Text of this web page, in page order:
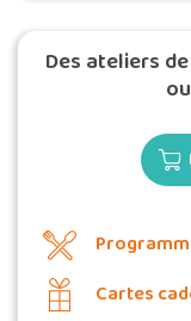
Des ateliers
Cartes